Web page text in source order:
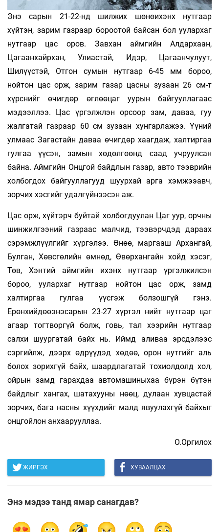
Энэ сарын 21-22-нд шилжих шөнөихэнх нутгаар
хүйтэн, зарим газраар бороотой байсан бол уулархаг
нутгаар цас оров. Завхан аймгийн Алдархаан,
Цагаанхайрхан, Улиастай, Идэр, Цагаанчулуут,
Шилүүстэй, Отгон сумын нутгаар 6-45 мм бороо,
нойтон цас орж, зарим газар цасны зузаан 26 см-т
хүрснийг өчигдөр өглөөцаг уурын байгууллагаас
мэдээллээ. Цас үргэлжлэн орсоор зам, даваа, гуу
жалгатай газраар 60 см зузаан хунгарлажээ. Үүний
улмаас Загастайн даваа өчигдөр хаагдаж, халтиргаа
гулгаа үүсэн, замын хөдөлгөөнд саад учруулсан
байна. Аймгийн Онцгой байдлын газар, авто тээврийн
холбогдох байгууллагууд шуурхай арга хэмжээавч,
зорчих хэсгийг удалгүйнээсэн аж.
Цас орж, хүйтэрч буйтай холбогдуулан Цаг уур, орчны
шинжилгээний газраас малчид, тээвэрчдэд дараах
сэрэмжлүүлгийг хүргэлээ. Өнөө, маргааш Архангай,
Булган, Хөвсгөлийн өмнөд, Өвөрхангайн хойд хэсэг,
Төв, Хэнтий аймгийн ихэнх нутгаар үргэлжилсэн
бороо, уулархаг нутгаар нойтон цас орж, замд
халтиргаа гулгаа үүсгэж болзошгүй гэнэ.
Ерөнхийдөөэнэсарын 23-27 хүртэл нийт нутгаар цаг
агаар тогтворгүй болж, говь, тал хээрийн нутгаар
салхи шуургатай байх нь. Иймд аливаа эрсдэлээс
сэргийлж, дээрх өдрүүдэд хөдөө, орон нутгийг аль
болох зорихгүй байх, шаардлагатай тохиолдолд хол,
ойрын замд гарахдаа автомашиныхаа бүрэн бүтэн
байдлыг хангах, шатахууны нөөц, дулаан хувцастай
зорчих, бага насны хүүхдийг малд явуулахгүй байхыг
онцгойлон анхаарууллаа.
О.Оргилох
ЖИРГЭХ ХУВААЛЦАХ
Энэ мэдээ танд ямар санагдав?